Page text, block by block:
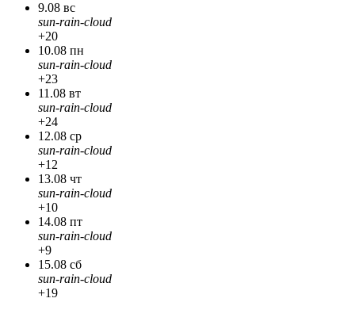
9.08 вс
sun-rain-cloud
+20
10.08 пн
sun-rain-cloud
+23
11.08 вт
sun-rain-cloud
+24
12.08 ср
sun-rain-cloud
+12
13.08 чт
sun-rain-cloud
+10
14.08 пт
sun-rain-cloud
+9
15.08 сб
sun-rain-cloud
+19